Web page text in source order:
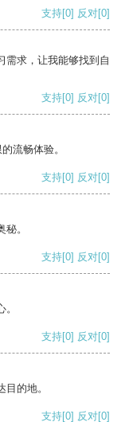
支持[0] 反对[0]
需求，让我能够找到自
支持[0] 反对[0]
流畅体验。
支持[0] 反对[0]
。
支持[0] 反对[0]
支持[0] 反对[0]
的地。
支持[0] 反对[0]